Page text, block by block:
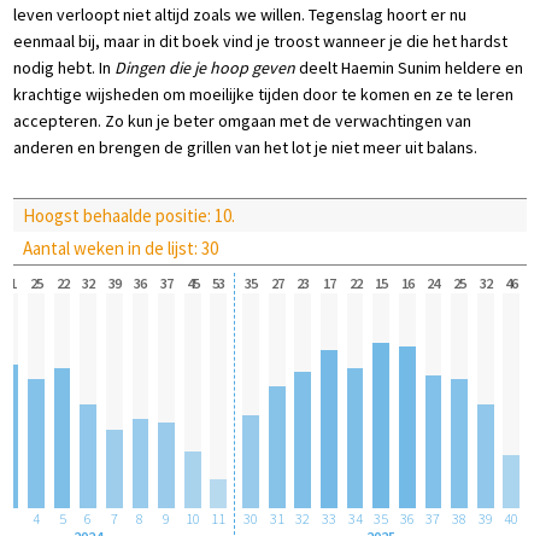
leven verloopt niet altijd zoals we willen. Tegenslag hoort er nu
eenmaal bij, maar in dit boek vind je troost wanneer je die het hardst
nodig hebt. In Dingen die je hoop gevendeelt Haemin Sunim heldere en
krachtige wijsheden om moeilijke tijden door te komen en ze te leren
accepteren. Zo kun je beter omgaan met de verwachtingen van
anderen en brengen de grillen van het lot je niet meer uit balans.
Hoogst behaalde positie: 10.
Aantal weken in de lijst: 30
21 25
4
22
5
32
6
39
7
36
8
37
9
45
10
53
11
35
30
27
31
23
32
17
33
22
34
15
35
16
36
24
37
25
38
32
39
46
40